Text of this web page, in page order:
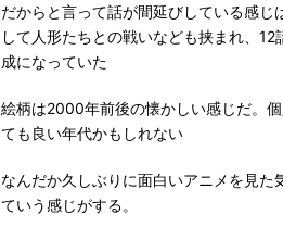
だからと言って話が間延びしている感じ
して人形たちとの戦いなども挟まれ、
成になっていた
絵柄は2000年前後の懐かしい感じだ。
ても良い年代かもしれない
なんだか久しぶりに面白いアニメを見た
ていう感じがする。